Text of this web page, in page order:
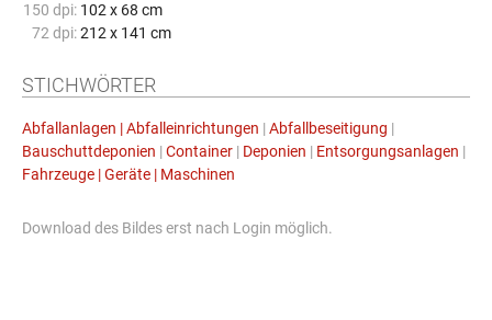
150 dpi: 102 x 68 cm
72 dpi: 212 x 141 cm
STICHWÖRTER
Abfallanlagen | Abfalleinrichtungen | Abfallbeseitigung |
Bauschuttdeponien | Container | Deponien | Entsorgungsanlagen |
Fahrzeuge | Geräte | Maschinen
Download des Bildes erst nach Login möglich.